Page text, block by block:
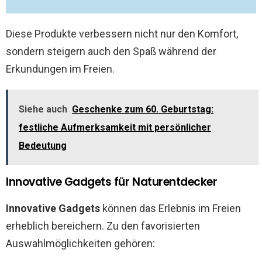
Diese Produkte verbessern nicht nur den Komfort,
sondern steigern auch den Spaß während der
Erkundungen im Freien.
Siehe auch Geschenke zum 60. Geburtstag:
festliche Aufmerksamkeit mit persönlicher
Bedeutung
Innovative Gadgets für Naturentdecker
Innovative Gadgets können das Erlebnis im Freien
erheblich bereichern. Zu den favorisierten
Auswahlmöglichkeiten gehören: